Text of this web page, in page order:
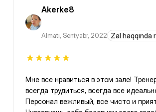
Akerke8
Almatı, Sentyabr, 2022 Zal haqqında
Мне все нравиться в этом зале!
всегда трудиться, всегда все
Персонал вежливый, все чисто и